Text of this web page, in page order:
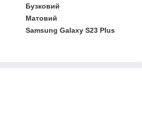
Бузковий
Матовий
Samsung Galaxy S23 Plus